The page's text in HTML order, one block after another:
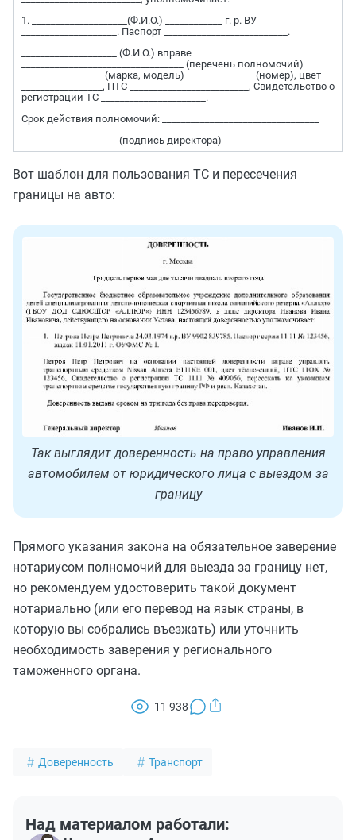
1. ____________________(Ф.И.О.) ____________ г. р. ВУ
____________________. Паспорт __________________________.
____________________ (Ф.И.О.) вправе
__________________________________ (перечень полномочий)
_________________ (марка, модель) ______________ (номер), цвет
_________________, ПТС _________________________, Свидетельство о
регистрации ТС ______________________.
Срок действия полномочий: _________________________________
____________________ (подпись директора)
Вот шаблон для пользования ТС и пересечения
границы на авто:
Так выглядит доверенность на право управления
автомобилем от юридического лица с выездом за
границу
Прямого указания закона на обязательное заверение
нотариусом полномочий для выезда за границу нет,
но рекомендуем удостоверить такой документ
нотариально (или его перевод на язык страны, в
которую вы собрались въезжать) или уточнить
необходимость заверения у регионального
таможенного органа.
11 938
Доверенность Транспорт
Над материалом работали: